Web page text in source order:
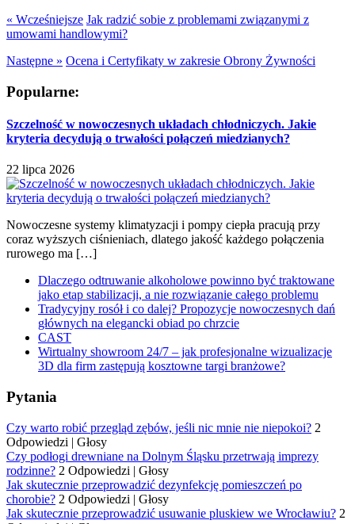
« Wcześniejsze Jak radzić sobie z problemami związanymi z
umowami handlowymi?
Następne » Ocena i Certyfikaty w zakresie Obrony Żywności
Popularne:
Szczelność w nowoczesnych układach chłodniczych. Jakie
kryteria decydują o trwałości połączeń miedzianych?
22 lipca 2026
Nowoczesne systemy klimatyzacji i pompy ciepła pracują przy
coraz wyższych ciśnieniach, dlatego jakość każdego połączenia
rurowego ma […]
Dlaczego odtruwanie alkoholowe powinno być traktowane
jako etap stabilizacji, a nie rozwiązanie całego problemu
Tradycyjny rosół i co dalej? Propozycje nowoczesnych dań
głównych na elegancki obiad po chrzcie
CAST
Wirtualny showroom 24/7 – jak profesjonalne wizualizacje
3D dla firm zastępują kosztowne targi branżowe?
Pytania
Czy warto robić przegląd zębów, jeśli nic mnie nie niepokoi? 2
Odpowiedzi | Głosy
Czy podłogi drewniane na Dolnym Śląsku przetrwają imprezy
rodzinne? 2 Odpowiedzi | Głosy
Jak skutecznie przeprowadzić dezynfekcję pomieszczeń po
chorobie? 2 Odpowiedzi | Głosy
Jak skutecznie przeprowadzić usuwanie pluskiew we Wrocławiu? 2